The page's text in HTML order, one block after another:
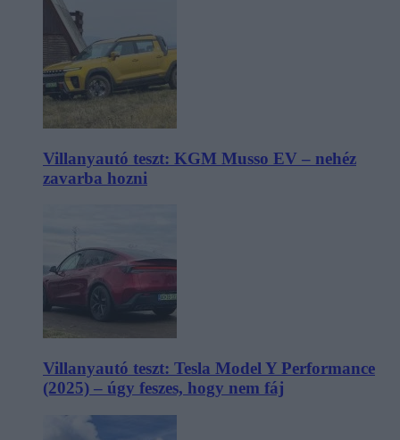
Villanyautó teszt: KGM Musso EV – nehéz
zavarba hozni
Villanyautó teszt: Tesla Model Y Performance
(2025) – úgy feszes, hogy nem fáj